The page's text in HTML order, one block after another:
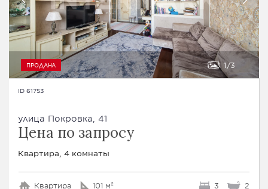
ПРОДАНА 1 3
ID 61753
улица Покровка, 41
Цена по запросу
Квартира, 4 комнаты
Квартира 101 м² 3 2